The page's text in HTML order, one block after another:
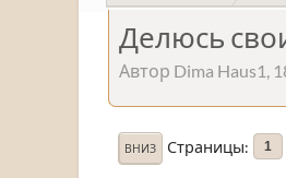
Делюсь
Автор Dima Haus1,
ВНИЗ Страницы 1